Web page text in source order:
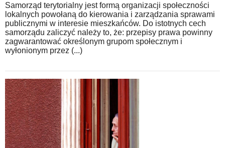
Samorząd terytorialny jest formą organizacji społeczności
lokalnych powołaną do kierowania i zarządzania sprawami
publicznymi w interesie mieszkańców. Do istotnych cech
samorządu zaliczyć należy to, że: przepisy prawa powinny
zagwarantować określonym grupom społecznym i
wyłonionym przez (...)